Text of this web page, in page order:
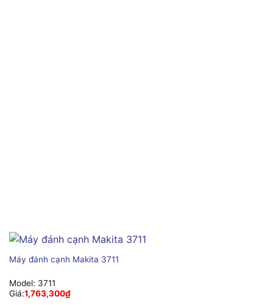
Máy đánh cạnh Makita 3711
Model: 3711
Giá:1,763,300₫